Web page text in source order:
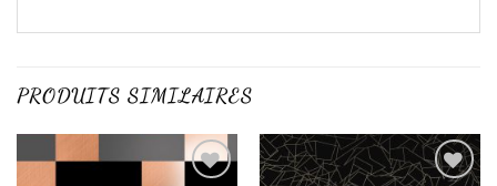
PRODUITS SIMILAIRES